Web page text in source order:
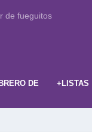
de fueguitos
DE +LISTAS